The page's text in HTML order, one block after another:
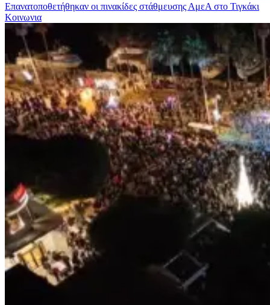
Επανατοποθετήθηκαν οι πινακίδες στάθμευσης ΑμεΑ στο Τιγκάκι
Κοινωνια